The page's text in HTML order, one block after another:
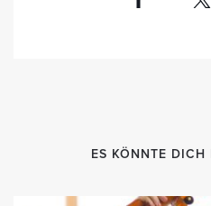
ES KÖNNTE DICH